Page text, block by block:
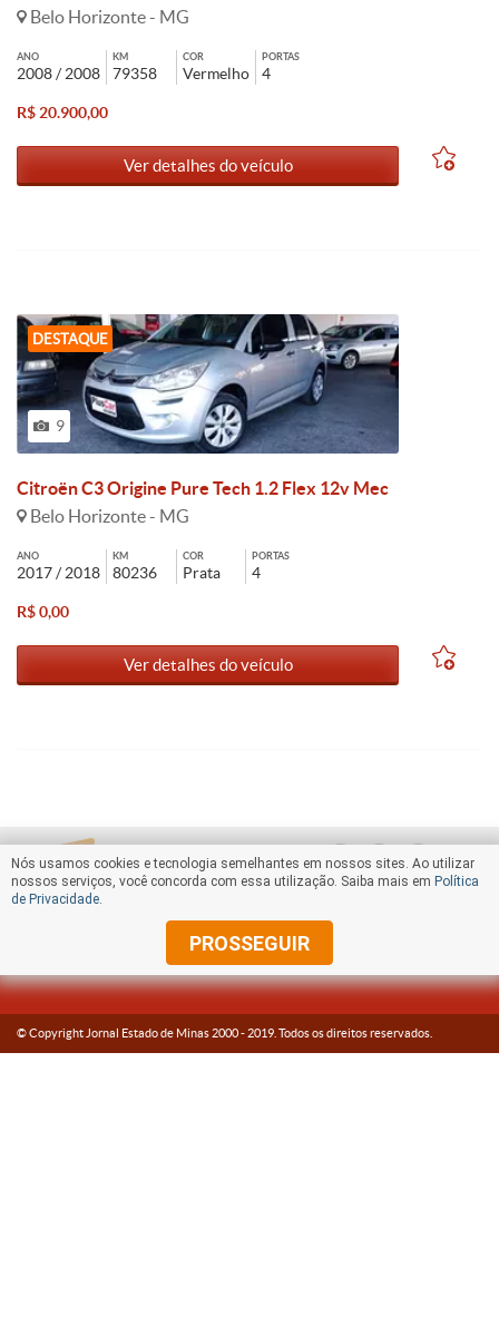
Belo Horizonte - MG
ANO
2008 / 2008
KM
79358
COR
Vermelho
PORTAS
4
R$ 20.900,00
Ver detalhes do veículo
DESTAQUE
9
Citroën C3 Origine Pure Tech 1.2 Flex 12v Mec
Belo Horizonte - MG
ANO
2017 / 2018
KM
80236
COR
Prata
PORTAS
4
R$ 0,00
Ver detalhes do veículo
© Copyright Jornal Estado de Minas 2000 -2019 . Todos os direitos reservados.
Nós usamos cookies e tecnologia semelhantes em nossos sites. Ao utilizar
nossos serviços, você concorda com essa utilização. Saiba mais em Política
de Privacidade.
PROSSEGUIR